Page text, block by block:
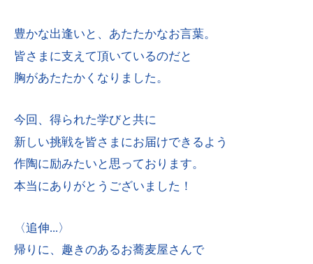
豊かな出逢いと、あたたかなお言葉。
皆さまに支えて頂いているのだと
胸があたたかくなりました。
今回、得られた学びと共に
新しい挑戦を皆さまにお届けできるよう
作陶に励みたいと思っております。
本当にありがとうございました！
〈追伸...〉
帰りに、趣きのあるお蕎麦屋さんで